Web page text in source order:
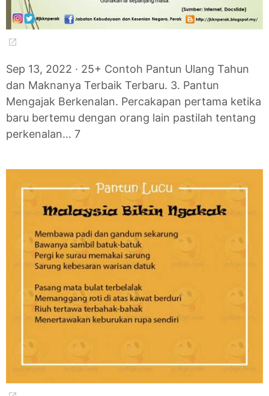
Sep 13, 2022 · 25+ Contoh Pantun Ulang Tahun
dan Maknanya Terbaik Terbaru. 3. Pantun
Mengajak Berkenalan. Percakapan pertama ketika
baru bertemu dengan orang lain pastilah tentang
perkenalan… 7